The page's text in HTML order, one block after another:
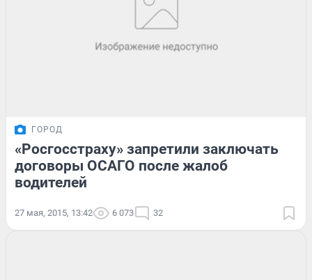
ГОРОД
«Росгосстраху» запретили заключать
договоры ОСАГО после жалоб
водителей
27 мая, 2015, 13:42 6 073 32